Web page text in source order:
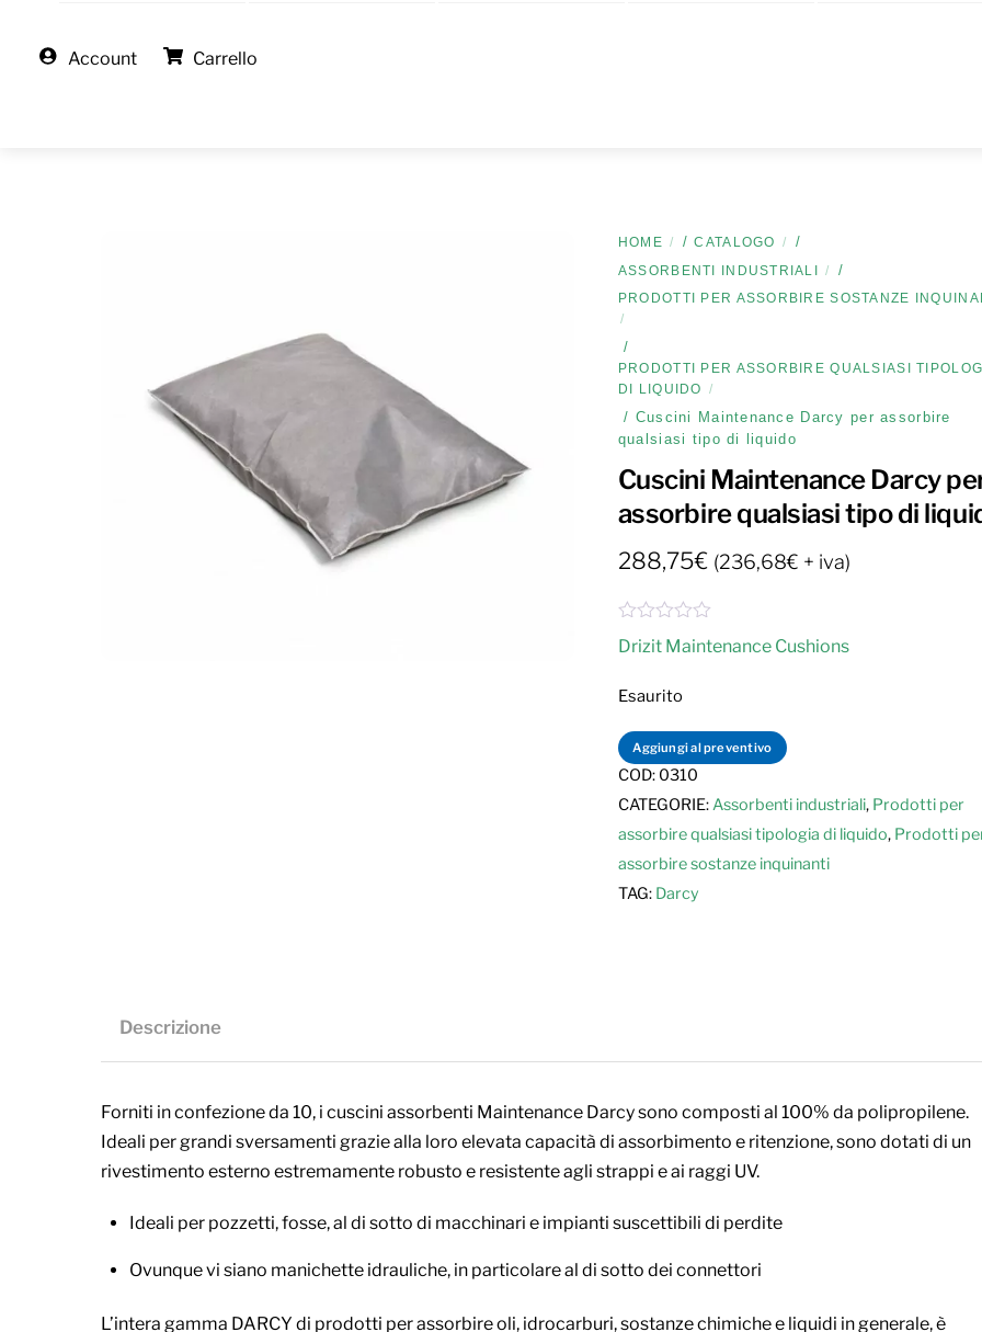
Account Carrello
HOME /CATALOGO /
ASSORBENTI INDUSTRIALI /
PRODOTTI PER ASSORBIRE SOSTANZE
/
PRODOTTI PER ASSORBIRE QUALSIASI
DI LIQUIDO
/ Cuscini Maintenance Darcy per assorbire
qualsiasi tipo di liquido
Cuscini Maintenance Darcy
assorbire qualsiasi tipo di
288,75€ (236,68€ + iva)
a
u
t
t
o
0
u
5
Drizit Maintenance Cushions
Esaurito
Aggiungi al preventivo
COD: 0310
CATEGORIE:Assorbenti industriali, Prodotti per
assorbire qualsiasi tipologia di liquido, Prodotti
assorbire sostanze inquinanti
TAG: Darcy
Descrizione
Forniti in confezione da 10, i cuscini assorbenti Maintenance Darcy sono composti al 100% da polipropilene.
Ideali per grandi sversamenti grazie alla loro elevata capacità di assorbimento e ritenzione, sono dotati di un
rivestimento esterno estremamente robusto e resistente agli strappi e ai raggi UV.
Ideali per pozzetti, fosse, al di sotto di macchinari e impianti suscettibili di perdite
Ovunque vi siano manichette idrauliche, in particolare al di sotto dei connettori
L’intera gamma DARCY di prodotti per assorbire oli, idrocarburi, sostanze chimiche e liquidi in generale, è